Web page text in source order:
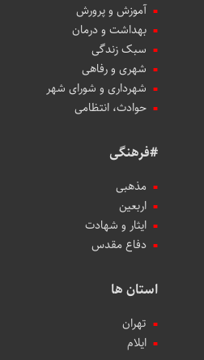
آموزش و پرورش
بهداشت و درمان
سبک زندگی
شهری و رفاهی
شهرداری و شورای شهر
حوادث، انتظامی
#فرهنگی
مذهبی
اربعین
ایثار و شهادت
دفاع مقدس
استان ها
تهران
ایلام